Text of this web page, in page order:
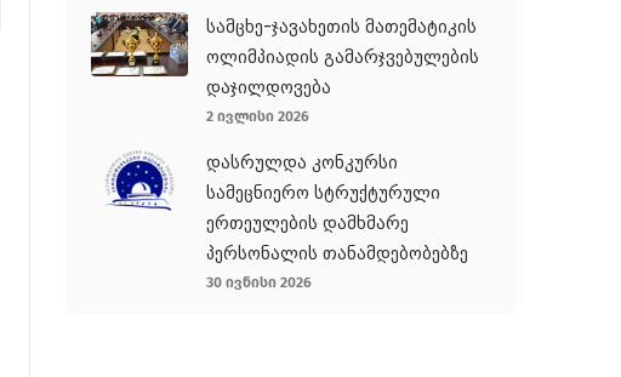
სამცხე-ჯავახეთის მათემატიკის
ოლიმპიადის გამარჯვებულების
დაჯილდოვება
2 ივლისი 2026
დასრულდა კონკურსი
სამეცნიერო სტრუქტურული
ერთეულების დამხმარე
პერსონალის თანამდებობებზე
30 ივნისი 2026